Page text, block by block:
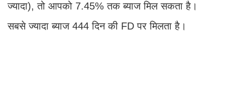
ज्यादा), तो आपको 7.45% तक ब्याज मिल सकता है।
सबसे ज्यादा ब्याज 444 दिन की FD पर मिलता है।